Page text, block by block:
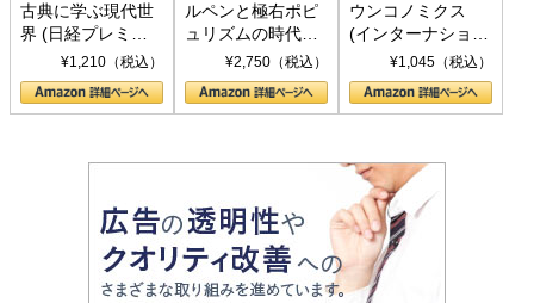
古典に学ぶ現代世
界 (日経プレミア
シリーズ)¥1,210（税込）
ルペンと極右ポピ
ュリズムの時代：
〈ヤヌス〉の二つ
の顔
¥2,750（税込）
ウンコノミクス
(インターナショナ
ル新書)¥1,045（税込）